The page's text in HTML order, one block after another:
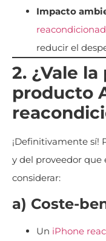
Impacto
reducir el
2. ¿Vale
producto
¡Definitivamente sí!
y del proveedor que
considerar:
a) Coste-
Un iPhone